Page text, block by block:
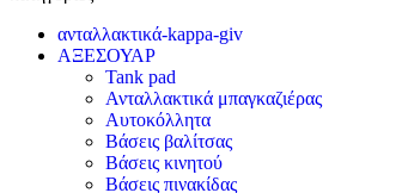
ανταλλακτικά-kappa-giv
ΑΞΕΣΟΥΑΡ
Tank pad
Ανταλλακτικά μπαγκαζιέρας
Αυτοκόλλητα
Βάσεις βαλίτσας
Βάσεις κινητού
Βάσεις πινακίδας